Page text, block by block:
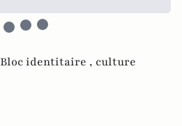
Bloc identitaire , culture